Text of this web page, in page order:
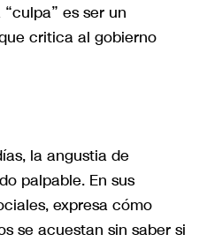
es ser un
critica al gobierno
la angustia de
palpable. En sus
expresa cómo
se acuestan sin saber si